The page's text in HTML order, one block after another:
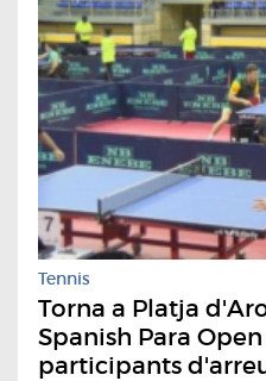
Tennis
Torna a Platja
Spanish Para
participants